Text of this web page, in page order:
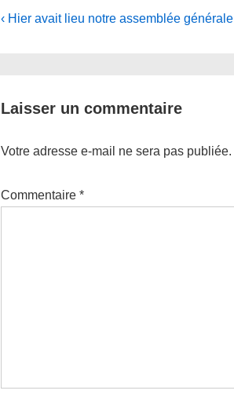
Navigation
Previous
‹ Hier avait lieu notre assemblée générale
Laisser un commentaire
Votre adresse e-mail ne sera pas publiée.
Commentaire *